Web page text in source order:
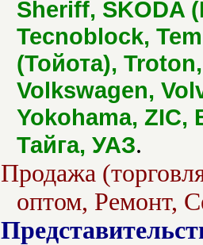
Sheriff, SKODA
Tecnoblock,
(Тойота),
Volkswagen,
Yokohama, ZIC,
Тайга, УАЗ.
Продажа
оптом, Ремонт,